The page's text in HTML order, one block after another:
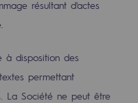
de gaz
résultant d'actes
à disposition des
permettant
La Société ne peut être